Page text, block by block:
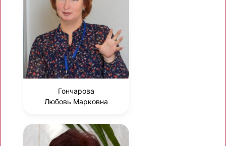
Гончарова
Любовь Марковна